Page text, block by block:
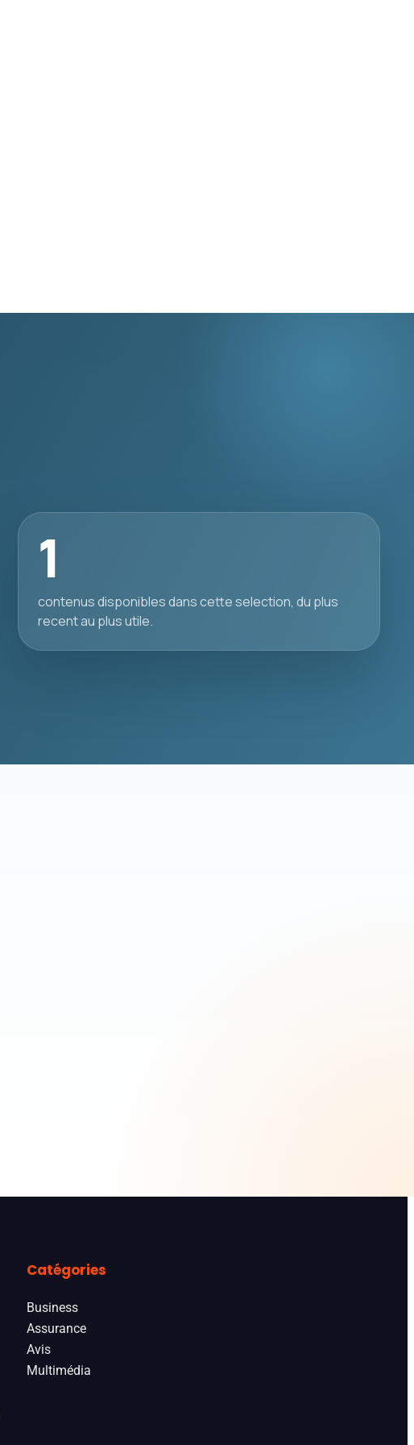
1
contenus disponibles dans cette selection, du plus
recent au plus utile.
Catégories
Business
Assurance
Avis
Multimédia